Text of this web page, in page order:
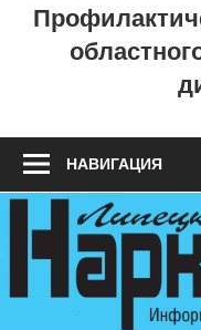
НАВИГАЦИЯ